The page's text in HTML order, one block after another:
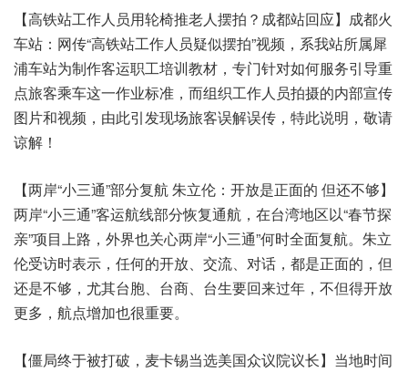
【高铁站工作人员用轮椅推老人摆拍？成都站回应】成都火
车站：网传“高铁站工作人员疑似摆拍”视频，系我站所属犀
浦车站为制作客运职工培训教材，专门针对如何服务引导重
点旅客乘车这一作业标准，而组织工作人员拍摄的内部宣传
图片和视频，由此引发现场旅客误解误传，特此说明，敬请
谅解！
【两岸“小三通”部分复航 朱立伦：开放是正面的 但还不够】
两岸“小三通”客运航线部分恢复通航，在台湾地区以“春节探
亲”项目上路，外界也关心两岸“小三通”何时全面复航。朱立
伦受访时表示，任何的开放、交流、对话，都是正面的，但
还是不够，尤其台胞、台商、台生要回来过年，不但得开放
更多，航点增加也很重要。
【僵局终于被打破，麦卡锡当选美国众议院议长】当地时间